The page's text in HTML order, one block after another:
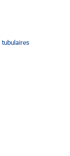
tubulaires